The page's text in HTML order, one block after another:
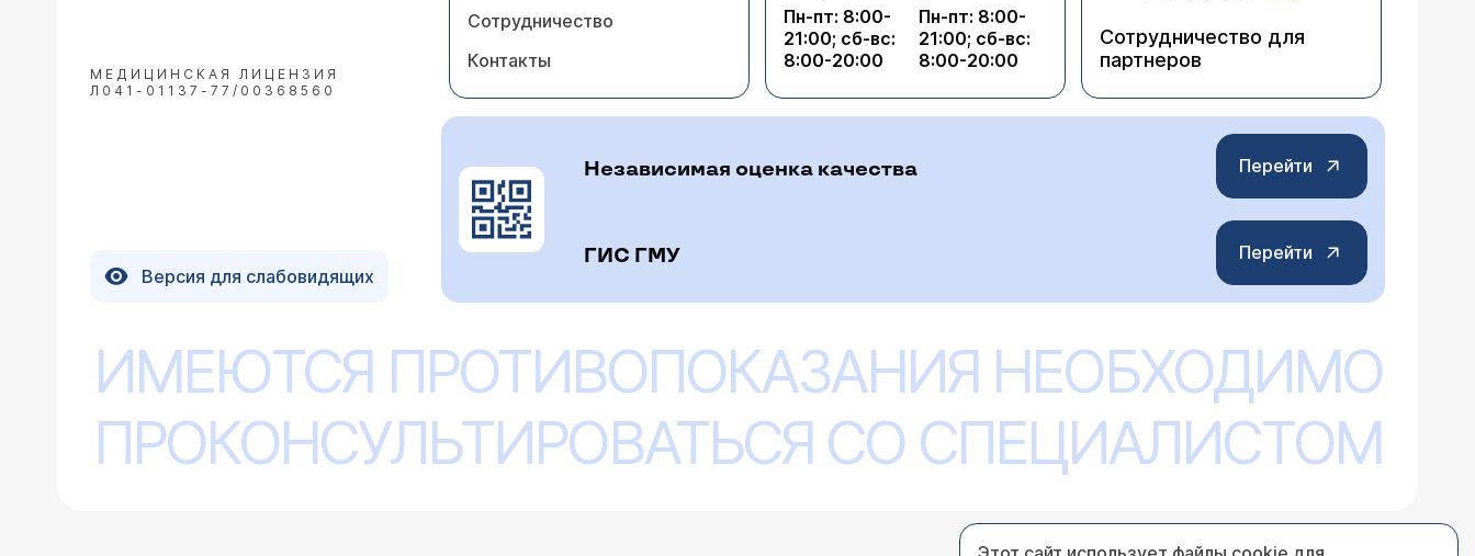
МЕДИЦИНСКАЯ ЛИЦЕНЗИЯ
Л041-01137-77/00368560
Сотрудничество
Контакты
Пн-пт: 8:00-
21:00; сб-вс:
8:00-20:00
Пн-пт: 8:00-
21:00; сб-вс:
8:00-20:00
Сотрудничество для
партнеров
Версия для слабовидящих
Независимая оценка качества Перейти
ГИС ГМУ Перейти
ИМЕЮТСЯ ПРОТИВОПОКАЗАНИЯ НЕОБХОДИМО
ПРОКОНСУЛЬТИРОВАТЬСЯ СО СПЕЦИАЛИСТОМ